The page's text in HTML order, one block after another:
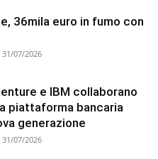
36mila euro in fumo con
31/07/2026
e IBM collaborano
piattaforma bancaria
generazione
31/07/2026